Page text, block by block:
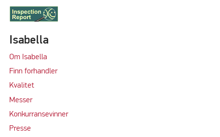
Isabella
Om Isabella
Finn forhandler
Kvalitet
Messer
Konkurransevinner
Presse